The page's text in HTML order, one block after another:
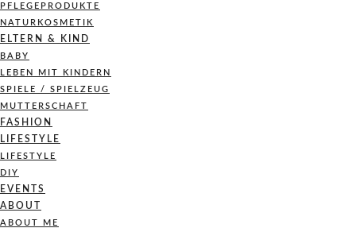
PFLEGEPRODUKTE
NATURKOSMETIK
ELTERN & KIND
BABY
LEBEN MIT KINDERN
SPIELE / SPIELZEUG
MUTTERSCHAFT
FASHION
LIFESTYLE
LIFESTYLE
DIY
EVENTS
ABOUT
ABOUT ME